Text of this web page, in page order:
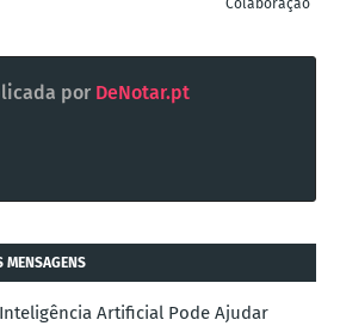
por DeNotar.pt
MENSAGENS
Artificial Pode Ajudar